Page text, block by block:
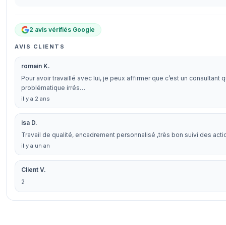
2 avis vérifiés Google
AVIS CLIENTS
romain K.
Pour avoir travaillé avec lui, je peux affirmer que c’est un
problématique irrés…
il y a 2 ans
isa D.
Travail de qualité, encadrement personnalisé ,très bon suivi des
il y a un an
Client V.
2